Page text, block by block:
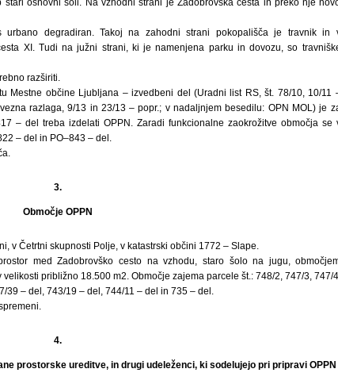
urbano degradiran. Takoj na zahodni strani pokopališča je travnik in
XI. Tudi na južni strani, ki je namenjena parku in dovozu, so
razširiti.
Mestne občine Ljubljana – izvedbeni del (Uradni list RS, št. 78/10, 10/11
razlaga, 9/13 in 23/13 – popr.; v nadaljnjem besedilu: OPN MOL) je
– del treba izdelati OPPN. Zaradi funkcionalne zaokrožitve območja se
– del in PO–843 – del.
3.
Območje OPPN
v Četrtni skupnosti Polje, v katastrski občini 1772 – Slape.
med Zadobrovško cesto na vzhodu, staro šolo na jugu,
približno 18.500 m2. Območje zajema parcele št.: 748/2, 747/3, 747/4,
– del, 743/19 – del, 744/11 – del in 735 – del.
4.
prostorske ureditve, in drugi udeleženci, ki sodelujejo pri pripravi OPPN